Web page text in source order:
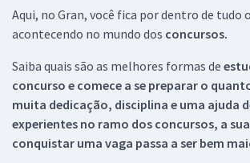
Aqui, no Gran, você fica por dentro de tudo
acontecendo no mundo dos concursos.
Saiba quais são as melhores formas de
concurso e comece a se preparar o
muita dedicação, disciplina e uma ajuda
experientes no ramo dos concursos, a
conquistar uma vaga passa a ser bem